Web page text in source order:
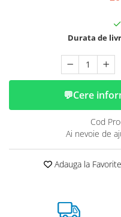
PIESE DE SCHIMB
Camere
Controllere
Masina Electrica RDB
Durata de
💬Cere
Cod
Ai nevoie de
Adauga la Favorite